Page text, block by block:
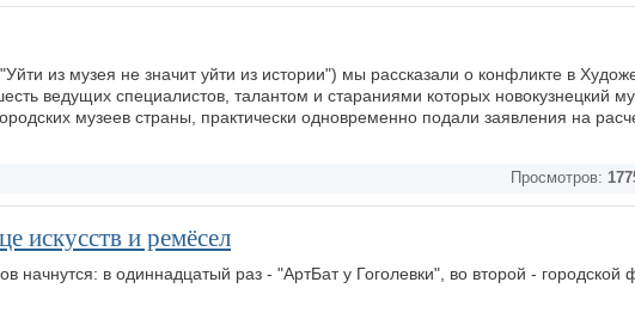
из музея не значит уйти из истории") мы рассказали о конфликте в
ведущих специалистов, талантом и стараниями которых новокузнецкий
музеев страны, практически одновременно подали заявления на
Просмотров:
искусств и ремёсел
начнутся: в одиннадцатый раз - "АртБат у Гоголевки", во второй - городской